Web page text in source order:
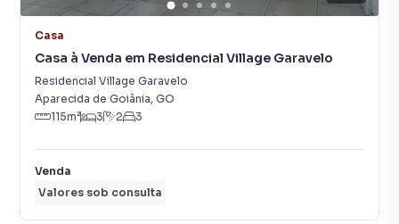
Casa
Casa à Venda em Residencial Village Garavelo
Residencial Village Garavelo
Aparecida de Goiânia, GO
115m² 3 2 3
Venda
Valores sob consulta